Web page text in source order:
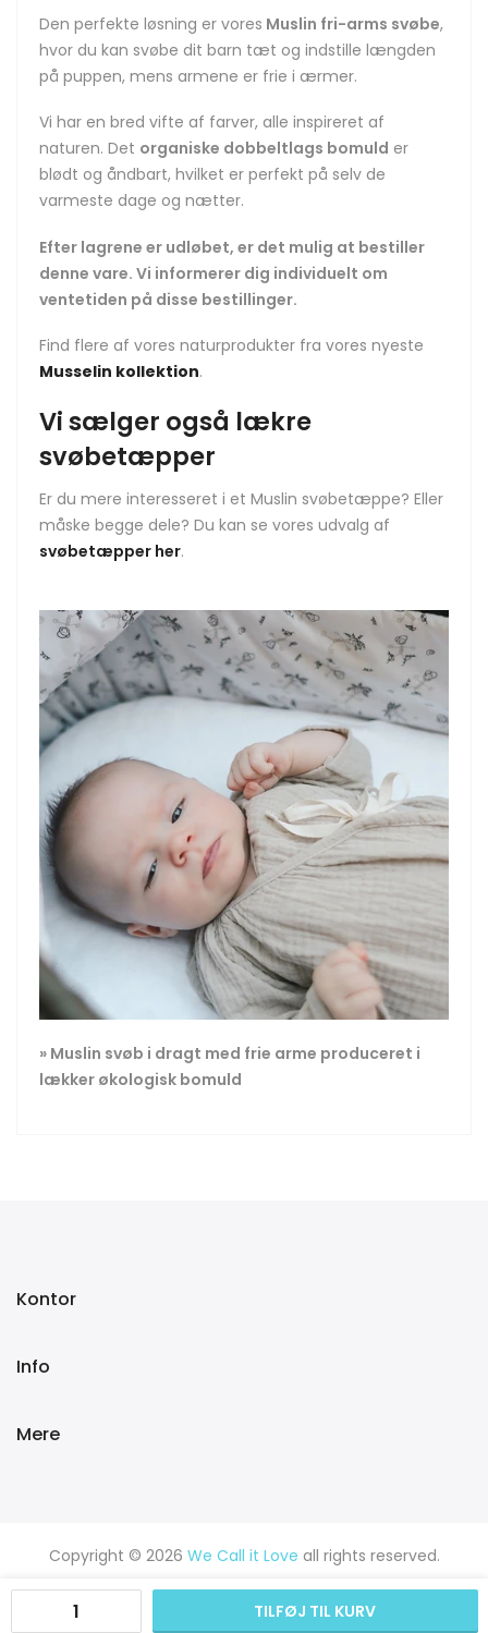
Den perfekte løsning er vores Muslin fri-arms svøbe,
hvor du kan svøbe dit barn tæt og indstille længden
på puppen, mens armene er frie i ærmer.
Vi har en bred vifte af farver, alle inspireret af
naturen. Det organiske dobbeltlags bomuld er
blødt og åndbart, hvilket er perfekt på selv de
varmeste dage og nætter.
Efter lagrene er udløbet, er det mulig at bestiller
denne vare. Vi informerer dig individuelt om
ventetiden på disse bestillinger.
Find flere af vores naturprodukter fra vores nyeste
Musselin kollektion.
Vi sælger også lækre
svøbetæpper
Er du mere interesseret i et Muslin svøbetæppe? Eller
måske begge dele? Du kan se vores udvalg af
svøbetæpper her.
» Muslin svøb i dragt med frie arme produceret i
lækker økologisk bomuld
Kontor
Info
Mere
Copyright © 2026 We Call it Love all rights reserved.
TILFØJ TIL KURV